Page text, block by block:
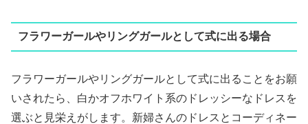
フラワーガールやリングガールとして式に出る場合
フラワーガールやリングガールとして式に出ることをお願
いされたら、白かオフホワイト系のドレッシーなドレスを
選ぶと見栄えがします。新婦さんのドレスとコーディネー